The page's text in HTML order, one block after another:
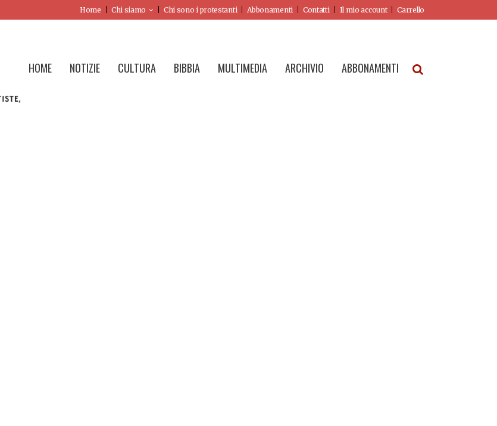
Home Chi siamo Chi sono i protestanti Abbonamenti Contatti Il mio account Carrello
HOME NOTIZIE CULTURA BIBBIA MULTIMEDIA ARCHIVIO ABBONAMENTI